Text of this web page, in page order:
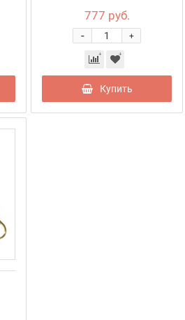
777 руб.
+
-
Купить